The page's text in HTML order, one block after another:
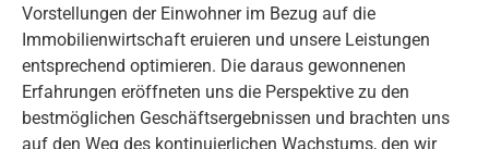
Vorstellungen der Einwohner im Bezug auf die
Immobilienwirtschaft eruieren und unsere Leistungen
entsprechend optimieren. Die daraus gewonnenen
Erfahrungen eröffneten uns die Perspektive zu den
bestmöglichen Geschäftsergebnissen und brachten uns
auf den Weg des kontinuierlichen Wachstums, den wir